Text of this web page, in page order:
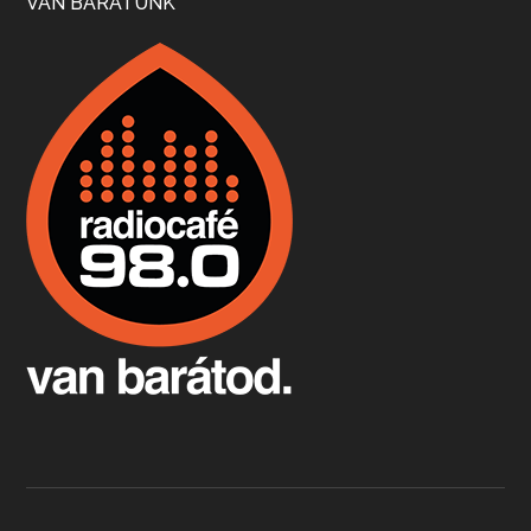
Boston, teadélután, bab és homár
Apr 9, 2026 • 00:37:17
Fermentáljunk, a testünk meghálálja!
Apr 3, 2026 • 00:36:07